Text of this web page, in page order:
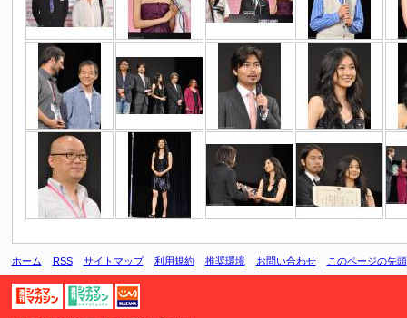
ホーム RSS サイトマップ 利用規約 推奨環境 お問い合わせ このページの先頭